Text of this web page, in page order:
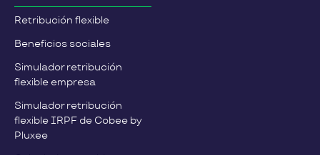
Retribución flexible
Beneficios sociales
Simulador retribución
flexible empresa
Simulador retribución
flexible IRPF de Cobee by
Pluxee